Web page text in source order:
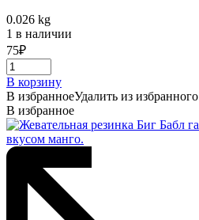
0.026 kg
1 в наличии
75₽
В корзину
В избранноеУдалить из избранного
В избранное